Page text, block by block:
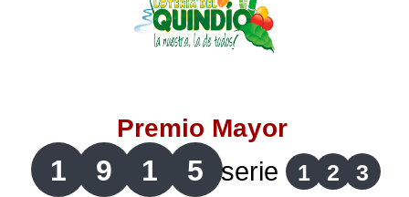
Lotería de Risaralda
Lotería de Santander
Premio Mayor
1 9 1 5 serie 1 2 3